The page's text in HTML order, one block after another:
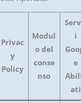
Privac
y
Policy
Modul
o del
conse
nso
i
e
ati